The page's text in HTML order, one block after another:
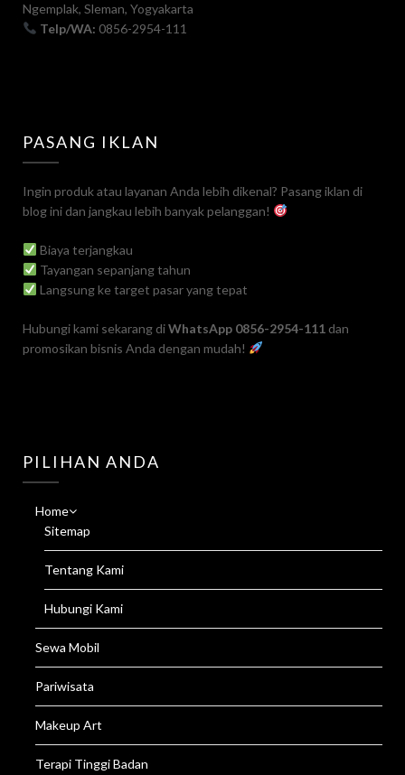
Ngemplak, Sleman, Yogyakarta
Telp/WA: 0856-2954-111
PASANG IKLAN
Ingin produk atau layanan Anda lebih dikenal? Pasang iklan di
blog ini dan jangkau lebih banyak pelanggan!
Biaya terjangkau
Tayangan sepanjang tahun
Langsung ke target pasar yang tepat
Hubungi kami sekarang diWhatsApp 0856-2954-111 dan
promosikan bisnis Anda dengan mudah!
PILIHAN ANDA
Home
Sitemap
Tentang Kami
Hubungi Kami
Sewa Mobil
Pariwisata
Makeup Art
Terapi Tinggi Badan